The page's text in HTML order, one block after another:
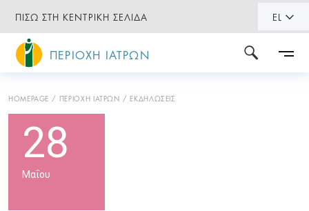
ΠΙΣΩ ΣΤΗ ΚΕΝΤΡΙΚΗ ΣΕΛΙΔΑ EL
ΠΕΡΙΟΧΗ ΙΑΤΡΩΝ
HOMEPAGE ΠΕΡΙΟΧΗ ΙΑΤΡΩΝ ΕΚΔΗΛΩΣΕΙΣ
28
Μαΐου